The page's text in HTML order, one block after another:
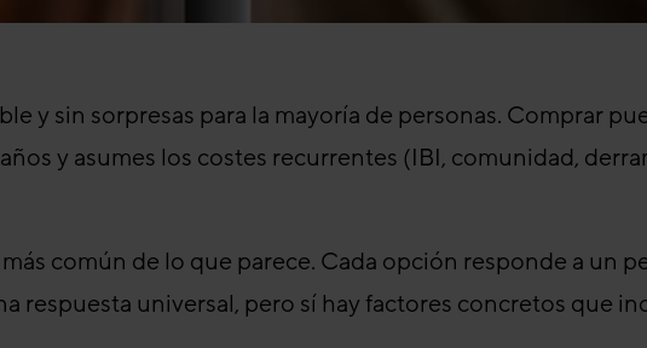
y sin sorpresas para la mayoría de personas. Comprar
y asumes los costes recurrentes (IBI, comunidad,
más común de lo que parece. Cada opción responde a un
respuesta universal, pero sí hay factores concretos que